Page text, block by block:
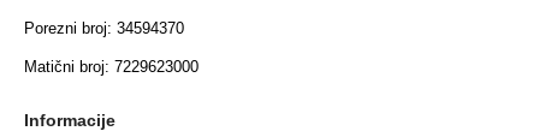
Porezni broj: 34594370
Matični broj: 7229623000
Informacije